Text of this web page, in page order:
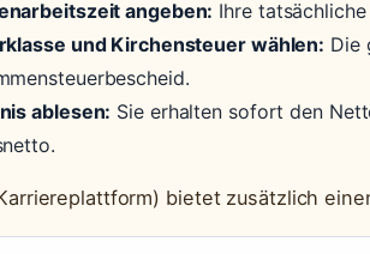
angeben: Ihre
und Kirchensteuer wählen: Die
ablesen: Sie erhalten sofort den
bietet zusätzlich